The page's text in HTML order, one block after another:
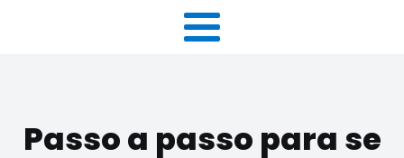
Passo a passo para se